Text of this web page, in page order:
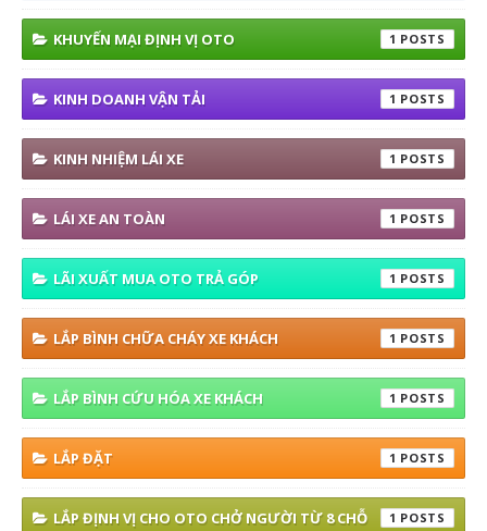
KHUYẾN MẠI ĐỊNH VỊ OTO 1
KINH DOANH VẬN TẢI 1
KINH NHIỆM LÁI XE 1
LÁI XE AN TOÀN 1
LÃI XUẤT MUA OTO TRẢ GÓP 1
LẮP BÌNH CHỮA CHÁY XE KHÁCH 1
LẮP BÌNH CỨU HÓA XE KHÁCH 1
LẮP ĐẶT 1
LẮP ĐỊNH VỊ CHO OTO CHỞ NGƯỜI TỪ 8 CHỖ 1